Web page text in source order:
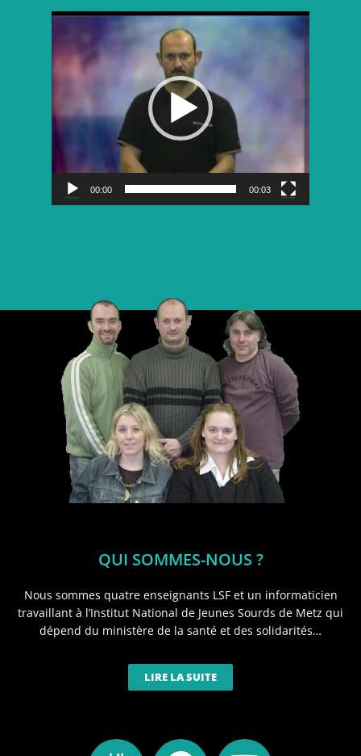
Lecteur
vidéo
00:00 00:03
QUI SOMMES-NOUS ?
Nous sommes quatre enseignants LSF et un informaticien
travaillant à l’Institut National de Jeunes Sourds de Metz qui
dépend du ministère de la santé et des solidarités…
LIRE LA SUITE